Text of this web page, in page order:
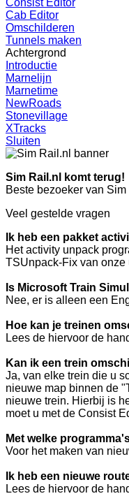
Consist Editor
Cab Editor
Omschilderen
Tunnels maken
Achtergrond
Introductie
Marnelijn
Marnetime
NewRoads
Stonevillage
XTracks
Sluiten
Sim Rail.nl komt terug!
Beste bezoeker van
Veel gestelde vragen
Ik heb een pakket
Het activity unpack
TSUnpack-Fix van onze
Is Microsoft Train
Nee, er is alleen een
Hoe kan je treinen
Lees de hiervoor de
Kan ik een trein
Ja, van elke trein die u
nieuwe map binnen de
nieuwe trein. Hierbij is
moet u met de Consist
Met welke
Voor het maken van
Ik heb een nieuwe
Lees de hiervoor de